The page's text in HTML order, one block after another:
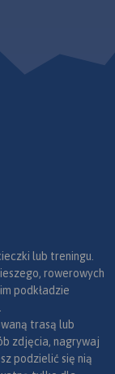
lub treningu.
rowerowych
podkładzie
trasą lub
zdjęcia, nagrywaj
podzielić się nią